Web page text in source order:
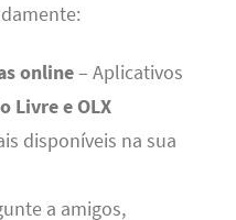
online– Aplicativos
Livre e OLX
disponíveis na sua
a amigos,